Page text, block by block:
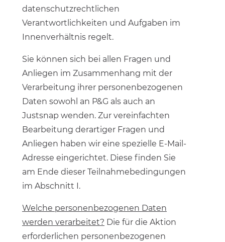
datenschutzrechtlichen
Verantwortlichkeiten und Aufgaben im
Innenverhältnis regelt.
Sie können sich bei allen Fragen und
Anliegen im Zusammenhang mit der
Verarbeitung ihrer personenbezogenen
Daten sowohl an P&G als auch an
Justsnap wenden. Zur vereinfachten
Bearbeitung derartiger Fragen und
Anliegen haben wir eine spezielle E-Mail-
Adresse eingerichtet. Diese finden Sie
am Ende dieser Teilnahmebedingungen
im Abschnitt I.
Welche personenbezogenen Daten
werden verarbeitet? Die für die Aktion
erforderlichen personenbezogenen